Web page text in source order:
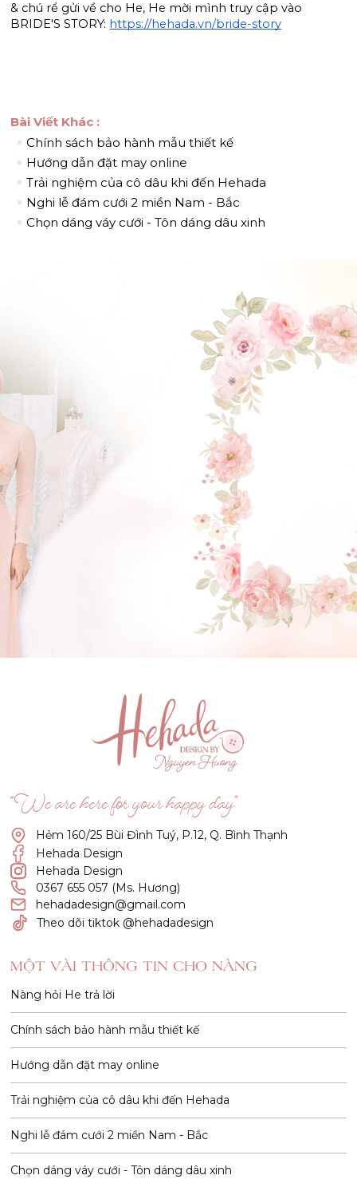
& chú rể gửi về cho He, He mời mình truy cập vào
BRIDE'S STORY: https://hehada.vn/bride-story
Bài Viết Khác :
Chính sách bảo hành mẫu thiết kế
Hướng dẫn đặt may online
Trải nghiệm của cô dâu khi đến Hehada
Nghi lễ đám cưới 2 miền Nam - Bắc
Chọn dáng váy cưới - Tôn dáng dâu xinh
ĐẶT LỊCH HẸN
GẬT ĐẦU NHÉ NÀNG !
(Click vào đây để He và Nàng có 1 cuộc hẹn nà)
“We are here for your happy day”
Hẻm 160/25 Bùi Đình Tuý, P.12, Q. Bình Thạnh
Hehada Design
Hehada Design
0367 655 057 (Ms. Hương)
hehadadesign@gmail.com
Theo dõi tiktok @hehadadesign
MỘT VÀI THÔNG TIN CHO NÀNG
Nàng hỏi He trả lời
Chính sách bảo hành mẫu thiết kế
Hướng dẫn đặt may online
Trải nghiệm của cô dâu khi đến Hehada
Nghi lễ đám cưới 2 miền Nam - Bắc
Chọn dáng váy cưới - Tôn dáng dâu xinh